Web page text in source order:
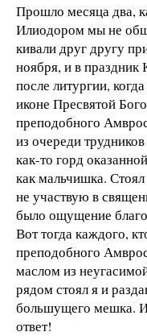
Прошло месяца два,
Илиодором мы не
кивали друг другу
ноября, и в
после литургии,
иконе Пресвятой
преподобного
из очереди
как-то горд
как мальчишка.
не участвую в
было ощущение
Вот тогда каждого,
преподобного
маслом из
рядом стоял я и
большущего мешка. И
ответ!